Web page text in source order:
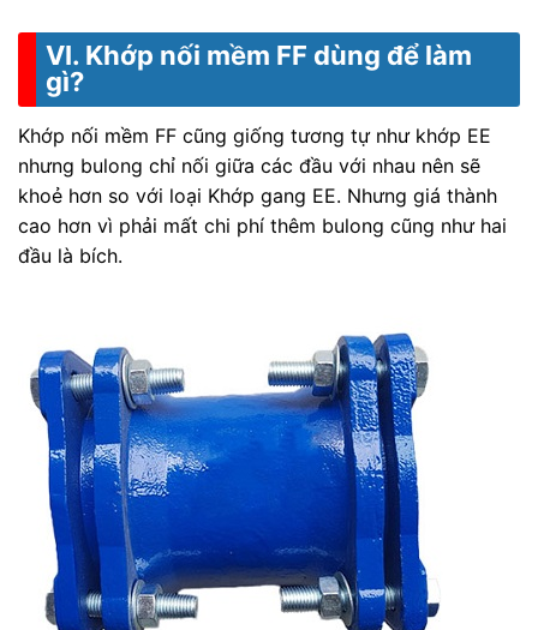
VI. Khớp nối mềm FF dùng để làm
gì?
Khớp nối mềm FF cũng giống tương tự như khớp EE
nhưng bulong chỉ nối giữa các đầu với nhau nên sẽ
khoẻ hơn so với loại Khớp gang EE. Nhưng giá thành
cao hơn vì phải mất chi phí thêm bulong cũng như hai
đầu là bích.